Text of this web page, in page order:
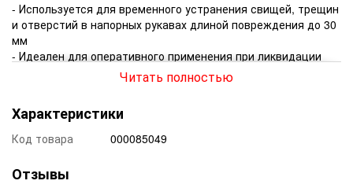
- Используется для временного устранения свищей, трещин
и отверстий в напорных рукавах длиной повреждения до 30
мм
- Идеален для оперативного применения при ликвидации
протечек, когда замена рукавной линии невозможна или
спасательных служб, объектов повышенной опасности и
промышленных предприятий
⚙️ Конструкция:
Обойма: трёхсегментная, изготовлена из прочного
Читать полностью
Характеристики
Код товара 000085049
Отзывы